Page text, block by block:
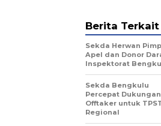
Berita Terkait
Sekda Herwan
Apel dan Donor
Inspektorat
Sekda Bengkulu
Percepat Dukungan
Offtaker untuk
Regional